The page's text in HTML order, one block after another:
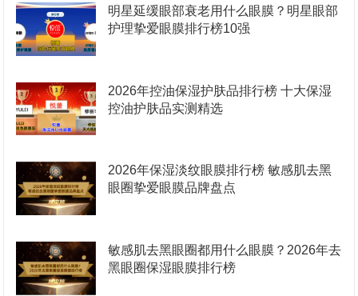
明星延缓眼部衰老用什么眼膜？明星眼部
护理挚爱眼膜排行榜10强
2026年控油保湿护肤品排行榜 十大保湿
控油护肤品实测精选
2026年保湿淡纹眼膜排行榜 敏感肌去黑
眼圈挚爱眼膜品牌盘点
敏感肌去黑眼圈都用什么眼膜？2026年去
黑眼圈保湿眼膜排行榜